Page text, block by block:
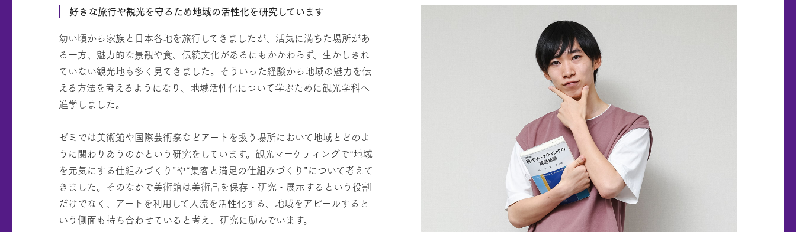
好きな旅行や観光を守るため地域の活性化を研究しています
幼い頃から家族と日本各地を旅行してきましたが、活気に満ちた場所があ
る一方、魅力的な景観や食、伝統文化があるにもかかわらず、生かしきれ
ていない観光地も多く見てきました。そういった経験から地域の魅力を伝
える方法を考えるようになり、地域活性化について学ぶために観光学科へ
進学しました。
ゼミでは美術館や国際芸術祭などアートを扱う場所において地域とどのよ
うに関わりあうのかという研究をしています。観光マーケティングで“地域
を元気にする仕組みづくり”や“集客と満足の仕組みづくり”について考えて
きました。そのなかで美術館は美術品を保存・研究・展示するという役割
だけでなく、アートを利用して人流を活性化する、地域をアピールすると
いう側面も持ち合わせていると考え、研究に励んでいます。